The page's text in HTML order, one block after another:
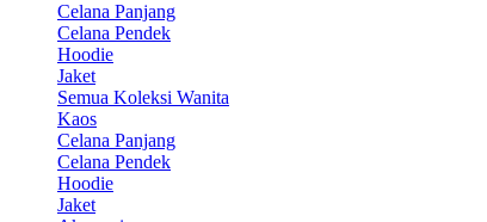
Celana Panjang
Celana Pendek
Hoodie
Jaket
Semua Koleksi Wanita
Kaos
Celana Panjang
Celana Pendek
Hoodie
Jaket